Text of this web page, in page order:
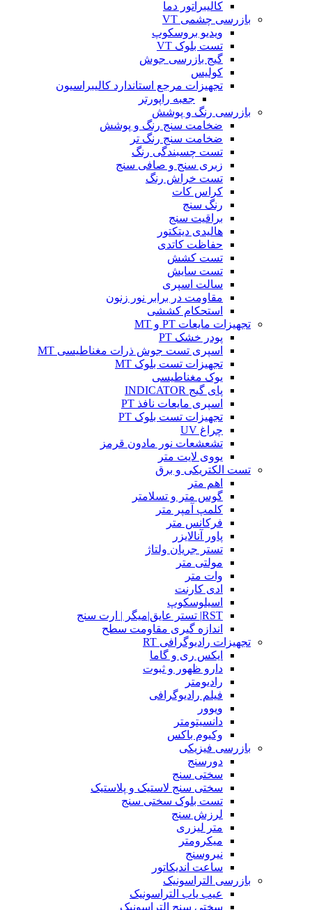
کالیبراتور دما
بازرسی چشمی VT
ویدیو بروسکوپ
تست بلوک VT
گیج بازرسی جوش
کولیس
تجهیزات مرجع استاندارد کالیبراسیون
جعبه راپورتر
بازرسی رنگ و پوشش
ضخامت سنج رنگ و پوشش
ضخامت سنج رنگ تر
تست چسبندگی رنگ
زبری سنج و صافی سنج
تست خراش رنگ
کراس کات
رنگ سنج
براقیت سنج
هالیدی دیتکتور
حفاظت کاتدی
تست کشش
تست سایش
سالت اسپری
مقاومت در برابر نور زنون
استحکام کششی
تجهیزات مایعات PT و MT
پودر خشک PT
اسپری تست جوش ذرات مغناطیسی MT
تجهیزات تست بلوک MT
یوک مغناطیسی
پای گیج INDICATOR
اسپری مایعات نافذ PT
تجهیزات تست بلوک PT
چراغ UV
تشعشعات نور مادون قرمز
یووی لایت متر
تست الکتریکی و برق
اهم متر
گوس متر و تسلامتر
کلمپ آمپر متر
فرکانس متر
پاور آنالایزر
تستر جریان ولتاژ
مولتی متر
وات متر
ادی کارنت
اسیلوسکوپ
RST| تستر عایق|میگر | ارت سنج
اندازه گیری مقاومت سطح
تجهیزات رادیوگرافی RT
ایکس ری و گاما
دارو ظهور و ثبوت
رادیومتر
فیلم رادیوگرافی
ویوور
دانسیتومتر
وکیوم باکس
بازرسی فیزیکی
دورسنج
سختی سنج
سختی سنج لاستیک و پلاستیک
تست بلوک سختی سنج
لرزش سنج
متر لیزری
میکرومتر
نیروسنج
ساعت اندیکاتور
بازرسی التراسونیک
عیب یاب التراسونیک
سختی سنج التراسونیک